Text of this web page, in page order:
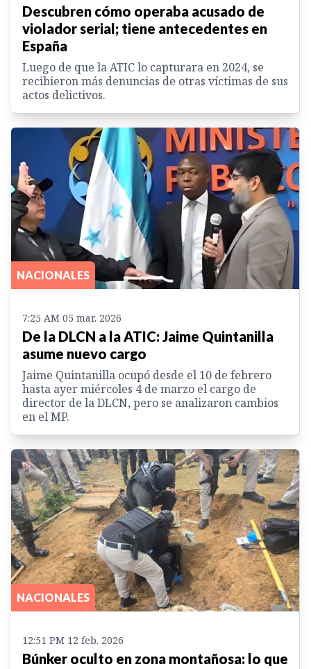
Descubren cómo operaba acusado de
violador serial; tiene antecedentes en
España
Luego de que la ATIC lo capturara en 2024, se
recibieron más denuncias de otras víctimas de sus
actos delictivos.
NACIONALES
7:25 AM 05 mar. 2026
De la DLCN a la ATIC: Jaime Quintanilla
asume nuevo cargo
Jaime Quintanilla ocupó desde el 10 de febrero
hasta ayer miércoles 4 de marzo el cargo de
director de la DLCN, pero se analizaron cambios
en el MP.
NACIONALES
12:51 PM 12 feb. 2026
Búnker oculto en zona montañosa: lo que